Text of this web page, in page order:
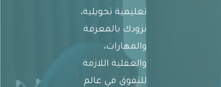
تعليمية تحويلية،
نزودك بالمعرفة
والمهارات،
والعقلية اللازمة
للتفوق في عالم